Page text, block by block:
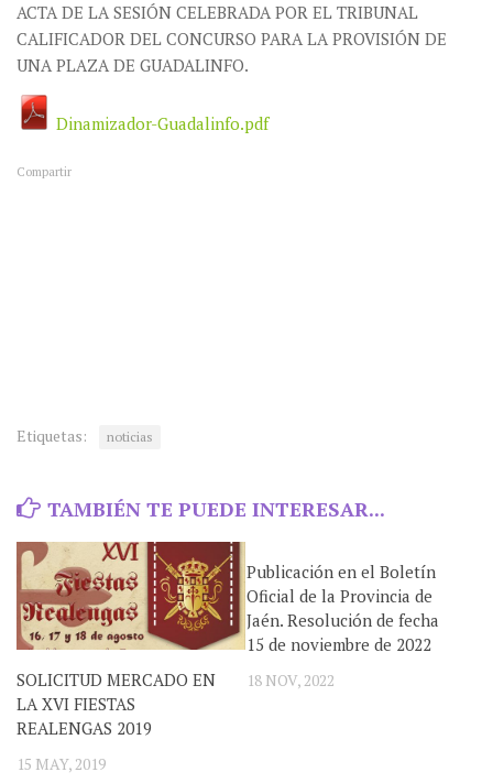
ACTA DE LA SESIÓN CELEBRADA POR EL TRIBUNAL
CALIFICADOR DEL CONCURSO PARA LA PROVISIÓN DE
UNA PLAZA DE GUADALINFO.
Dinamizador-Guadalinfo.pdf
Compartir
Etiquetas: noticias
TAMBIÉN TE PUEDE INTERESAR...
SOLICITUD MERCADO EN
LA XVI FIESTAS
REALENGAS 2019
15 MAY, 2019
Publicación en el Boletín
Oficial de la Provincia de
Jaén. Resolución de fecha
15 de noviembre de 2022
18 NOV, 2022